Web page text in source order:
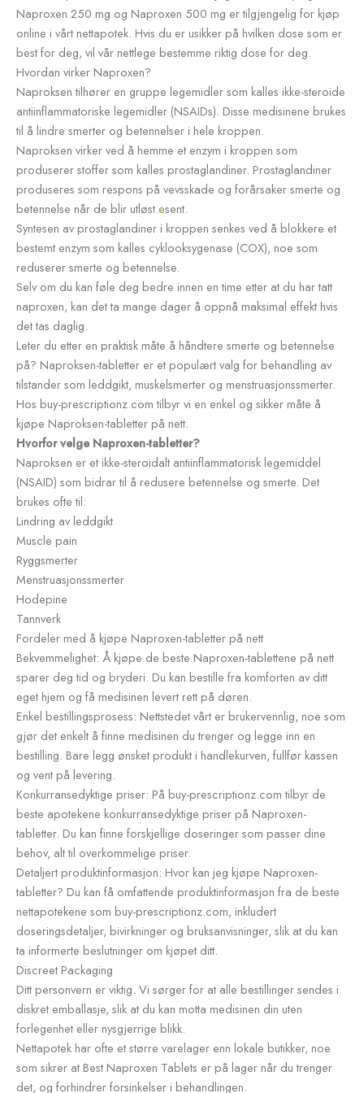
Naproxen 250 mg og Naproxen 500 mg er tilgjengelig for kjøp
online i vårt nettapotek. Hvis du er usikker på hvilken dose som er
best for deg, vil vår nettlege bestemme riktig dose for deg.
Hvordan virker Naproxen?
Naproksen tilhører en gruppe legemidler som kalles ikke-steroide
antiinflammatoriske legemidler (NSAIDs). Disse medisinene brukes
til å lindre smerter og betennelser i hele kroppen.
Naproksen virker ved å hemme et enzym i kroppen som
produserer stoffer som kalles prostaglandiner. Prostaglandiner
produseres som respons på vevsskade og forårsaker smerte og
betennelse når de blir utløst.esent.
Syntesen av prostaglandiner i kroppen senkes ved å blokkere et
bestemt enzym som kalles cyklooksygenase (COX), noe som
reduserer smerte og betennelse.
Selv om du kan føle deg bedre innen en time etter at du har tatt
naproxen, kan det ta mange dager å oppnå maksimal effekt hvis
det tas daglig.
Leter du etter en praktisk måte å håndtere smerte og betennelse
på? Naproksen-tabletter er et populært valg for behandling av
tilstander som leddgikt, muskelsmerter og menstruasjonssmerter.
Hos buy-prescriptionz.com tilbyr vi en enkel og sikker måte å
kjøpe Naproksen-tabletter på nett.
Hvorfor velge Naproxen-tabletter?
Naproksen er et ikke-steroidalt antiinflammatorisk legemiddel
(NSAID) som bidrar til å redusere betennelse og smerte. Det
brukes ofte til:
Lindring av leddgikt
Muscle pain
Ryggsmerter
Menstruasjonssmerter
Hodepine
Tannverk
Fordeler med å kjøpe Naproxen-tabletter på nett
Bekvemmelighet: Å kjøpe de beste Naproxen-tablettene på nett
sparer deg tid og bryderi. Du kan bestille fra komforten av ditt
eget hjem og få medisinen levert rett på døren.
Enkel bestillingsprosess: Nettstedet vårt er brukervennlig, noe som
gjør det enkelt å finne medisinen du trenger og legge inn en
bestilling. Bare legg ønsket produkt i handlekurven, fullfør kassen
og vent på levering.
Konkurransedyktige priser: På buy-prescriptionz.com tilbyr de
beste apotekene konkurransedyktige priser på Naproxen-
tabletter. Du kan finne forskjellige doseringer som passer dine
behov, alt til overkommelige priser.
Detaljert produktinformasjon: Hvor kan jeg kjøpe Naproxen-
tabletter? Du kan få omfattende produktinformasjon fra de beste
nettapotekene som buy-prescriptionz.com, inkludert
doseringsdetaljer, bivirkninger og bruksanvisninger, slik at du kan
ta informerte beslutninger om kjøpet ditt.
Discreet Packaging
Ditt personvern er viktig. Vi sørger for at alle bestillinger sendes i
diskret emballasje, slik at du kan motta medisinen din uten
forlegenhet eller nysgjerrige blikk.
Nettapotek har ofte et større varelager enn lokale butikker, noe
som sikrer at Best Naproxen Tablets er på lager når du trenger
det, og forhindrer forsinkelser i behandlingen.